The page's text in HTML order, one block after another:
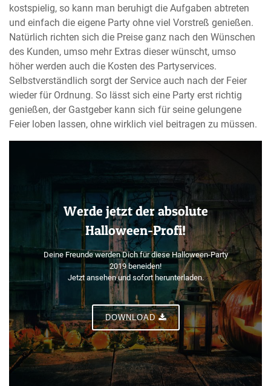
kostspielig, so kann man beruhigt die Aufgaben abtreten
und einfach die eigene Party ohne viel Vorstreß genießen.
Natürlich richten sich die Preise ganz nach den Wünschen
des Kunden, umso mehr Extras dieser wünscht, umso
höher werden auch die Kosten des Partyservices.
Selbstverständlich sorgt der Service auch nach der Feier
wieder für Ordnung. So lässt sich eine Party erst richtig
genießen, der Gastgeber kann sich für seine gelungene
Feier loben lassen, ohne wirklich viel beitragen zu müssen.
Werde jetzt der absolute
Halloween-Profi!
Deine Freunde werden Dich für diese Halloween-Party
2019 beneiden!
Jetzt ansehen und sofort herunterladen.
DOWNLOAD